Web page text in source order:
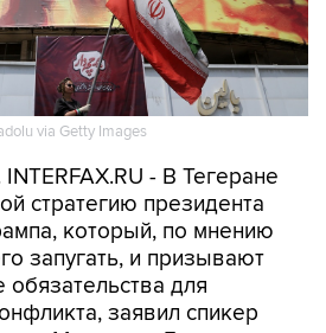
via Getty Images
- В Тегеране
который, по мнению
запугать, и призывают
для
заявил спикер
Мохаммад Багер